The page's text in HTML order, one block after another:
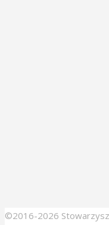
©2016-2026